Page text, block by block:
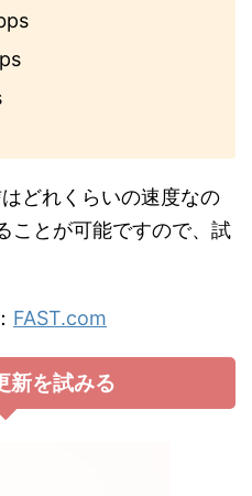
どれくらいの速度なの
ことが可能ですので、試
FAST.com
新を試みる